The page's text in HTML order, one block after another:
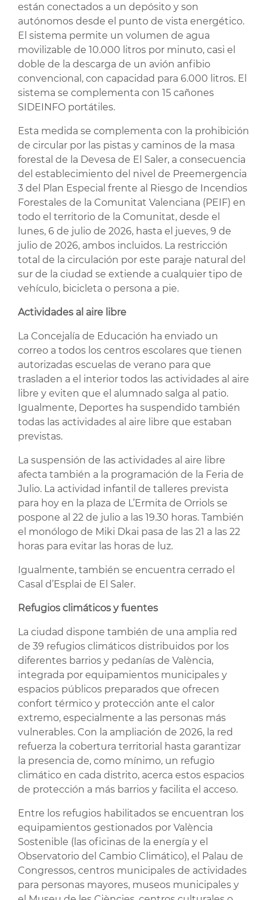
están conectados a un depósito y son
autónomos desde el punto de vista energético.
El sistema permite un volumen de agua
movilizable de 10.000 litros por minuto, casi el
doble de la descarga de un avión anfibio
convencional, con capacidad para 6.000 litros. El
sistema se complementa con 15 cañones
SIDEINFO portátiles.
Esta medida se complementa con la prohibición
de circular por las pistas y caminos de la masa
forestal de la Devesa de El Saler, a consecuencia
del establecimiento del nivel de Preemergencia
3 del Plan Especial frente al Riesgo de Incendios
Forestales de la Comunitat Valenciana (PEIF) en
todo el territorio de la Comunitat, desde el
lunes, 6 de julio de 2026, hasta el jueves, 9 de
julio de 2026, ambos incluidos. La restricción
total de la circulación por este paraje natural del
sur de la ciudad se extiende a cualquier tipo de
vehículo, bicicleta o persona a pie.
Actividades al aire libre
La Concejalía de Educación ha enviado un
correo a todos los centros escolares que tienen
autorizadas escuelas de verano para que
trasladen a el interior todos las actividades al aire
libre y eviten que el alumnado salga al patio.
Igualmente, Deportes ha suspendido también
todas las actividades al aire libre que estaban
previstas.
La suspensión de las actividades al aire libre
afecta también a la programación de la Feria de
Julio. La actividad infantil de talleres prevista
para hoy en la plaza de L’Ermita de Orriols se
pospone al 22 de julio a las 19.30 horas. También
el monólogo de Miki Dkai pasa de las 21 a las 22
horas para evitar las horas de luz.
Igualmente, también se encuentra cerrado el
Casal d’Esplai de El Saler.
Refugios climáticos y fuentes
La ciudad dispone también de una amplia red
de 39 refugios climáticos distribuidos por los
diferentes barrios y pedanías de València,
integrada por equipamientos municipales y
espacios públicos preparados que ofrecen
confort térmico y protección ante el calor
extremo, especialmente a las personas más
vulnerables. Con la ampliación de 2026, la red
refuerza la cobertura territorial hasta garantizar
la presencia de, como mínimo, un refugio
climático en cada distrito, acerca estos espacios
de protección a más barrios y facilita el acceso.
Entre los refugios habilitados se encuentran los
equipamientos gestionados por València
Sostenible (las oficinas de la energía y el
Observatorio del Cambio Climático), el Palau de
Congressos, centros municipales de actividades
para personas mayores, museos municipales y